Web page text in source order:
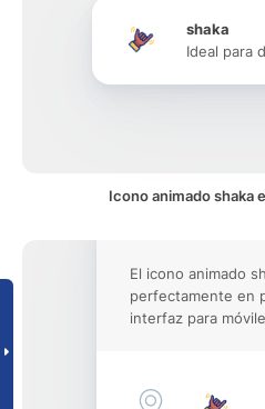
shaka
Ideal para
Icono animado shaka
El icono animado
perfectamente en
interfaz para